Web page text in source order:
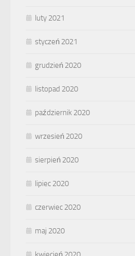
luty 2021
styczeń 2021
grudzień 2020
listopad 2020
październik 2020
wrzesień 2020
sierpień 2020
lipiec 2020
czerwiec 2020
maj 2020